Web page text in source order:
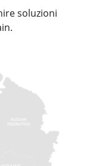
soluzioni